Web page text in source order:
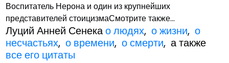
Воспитатель Нерона и один из крупнейших
представителей стоицизмаСмотрите также...
Луций Анней Сенекао людях,о жизни,о
несчастьях,о времени,о смерти, а также
все его цитаты